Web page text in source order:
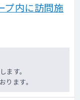
プ内に訪問施
ます。
ます。